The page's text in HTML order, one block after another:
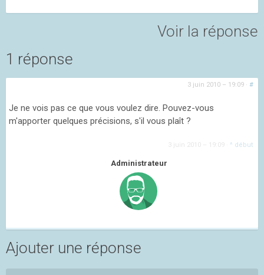
Voir la réponse
1 réponse
3 juin 2010 – 19:09 · #
Je ne vois pas ce que vous voulez dire. Pouvez-vous
m'apporter quelques précisions, s'il vous plaît ?
3 juin 2010 – 19:09 ^ début
Administrateur
Ajouter une réponse